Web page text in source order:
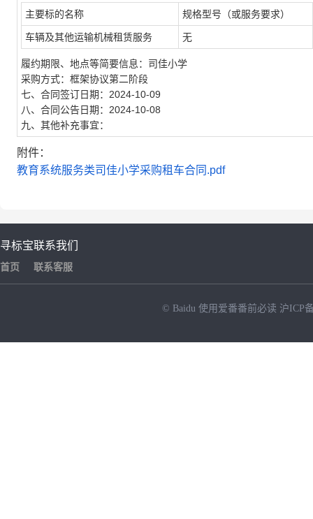
主要标的名称 规格型号（或服务要求）
车辆及其他运输机械租赁服务 无
履约期限、地点等简要信息：司佳小学
采购方式：框架协议第二阶段
七、合同签订日期：2024-10-09
八、合同公告日期：2024-10-08
九、其他补充事宜：
附件：
教育系统服务类司佳小学采购租车合同.pdf
寻标宝
首页
联系我们
联系客服
© Baidu 使用爱番番前必读 沪ICP